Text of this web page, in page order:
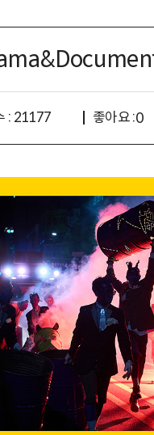
: 21177 좋아요 :0